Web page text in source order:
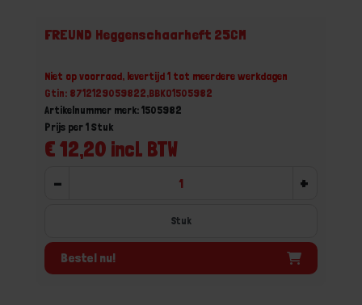
FREUND Heggenschaarheft 25CM
Niet op voorraad, levertijd 1 tot meerdere werkdagen
Gtin: 8712129059822,BBKO1505982
Artikelnummer merk: 1505982
€ 12,20 incl. BTW
Prijs per 1 Stuk
- +
Stuk
Bestel nu!